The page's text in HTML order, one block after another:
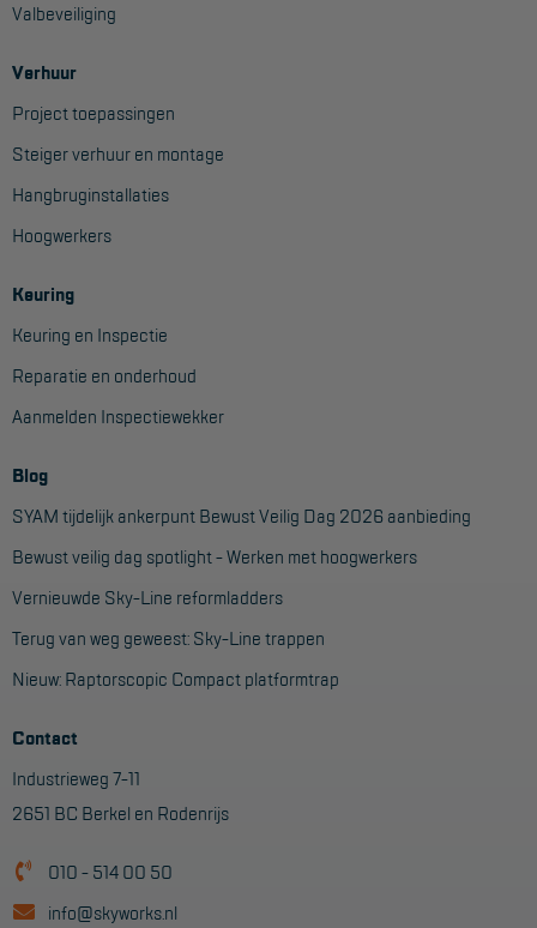
Valbeveiliging
Verhuur
Project toepassingen
Steiger verhuur en montage
Hangbruginstallaties
Hoogwerkers
Keuring
Keuring en Inspectie
Reparatie en onderhoud
Aanmelden Inspectiewekker
Blog
SYAM tijdelijk ankerpunt Bewust Veilig Dag 2026 aanbieding
Bewust veilig dag spotlight - Werken met hoogwerkers
Vernieuwde Sky-Line reformladders
Terug van weg geweest: Sky-Line trappen
Nieuw: Raptorscopic Compact platformtrap
Contact
Industrieweg 7-11
2651 BC Berkel en Rodenrijs
010 - 514 00 50
info@skyworks.nl